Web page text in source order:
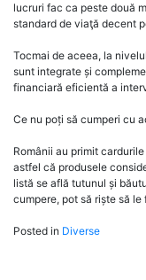
lucruri fac ca peste două
standard de viaţă decent
Tocmai de aceea, la
sunt integrate și
financiară eficientă a
Ce nu poți să cumperi cu
Românii au primit
astfel că produsele
listă se află tutunul și
cumpere, pot să riște să
Posted in Diverse